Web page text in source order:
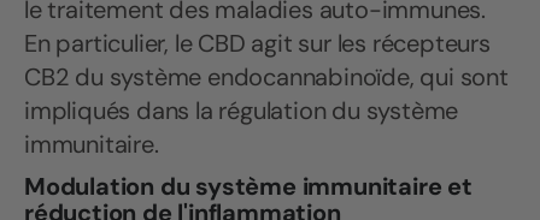
le traitement des maladies auto-immunes.
En particulier, le CBD agit sur les récepteurs
CB2 du système endocannabinoïde, qui sont
impliqués dans la régulation du système
immunitaire.
Modulation du système immunitaire et
réduction de l'inflammation